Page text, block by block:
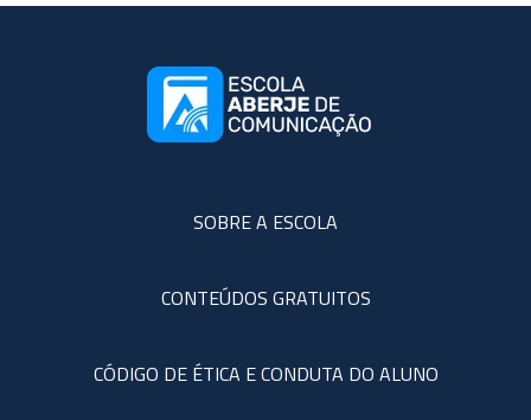
SOBRE A ESCOLA
CONTEÚDOS GRATUITOS
CÓDIGO DE ÉTICA E CONDUTA DO ALUNO